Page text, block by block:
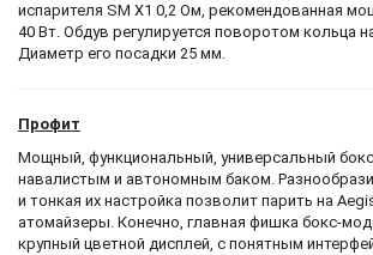
испарителя SM X1 0,2 Ом, рекомендованная
40 Вт. Обдув регулируется поворотом кольца
Диаметр его посадки 25 мм.
Профит
Мощный, функциональный, универсальный
навалистым и автономным баком.
и тонкая их настройка позволит парить на
атомайзеры. Конечно, главная фишка бокс-
крупный цветной дисплей, с понятным